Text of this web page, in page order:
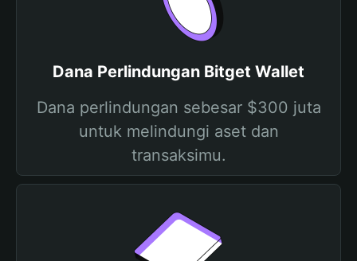
Dana Perlindungan Bitget Wallet
Dana perlindungan sebesar $300 juta
untuk melindungi aset dan
transaksimu.